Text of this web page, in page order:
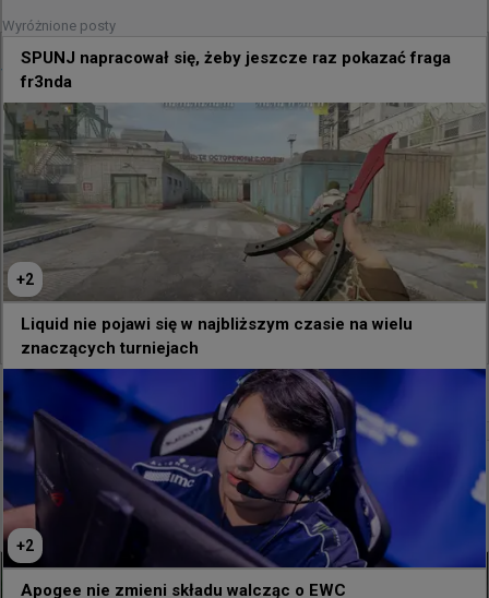
SPUNJ
944 31
+2
# tarik TombStone 4 godziny temu
tarik szybko przetestował możliwość rozmowy z
rywalami w przerwie meczu FACEIT
Wyróżnione posty
SPUNJ napracował się, żeby jeszcze raz pokazać fraga
fr3nda
+2
Liquid nie pojawi się w najbliższym czasie na wielu
znaczących turniejach
+2
Apogee nie zmieni składu walcząc o EWC